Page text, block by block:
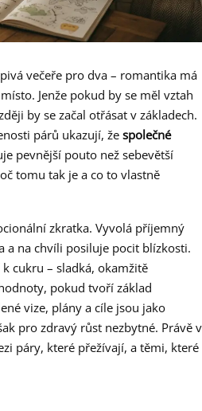
večeře pro dva – romantika má
Jenže pokud by se měl vztah
by se začal otřásat v základech.
párů ukazují, že společné
pevnější pouto než sebevětší
tomu tak je a co to vlastně
zkratka. Vyvolá příjemný
a na chvíli posiluje pocit blízkosti.
cukru – sladká, okamžitě
pokud tvoří základ
vize, plány a cíle jsou jako
pro zdravý růst nezbytné. Právě v
páry, které přežívají, a těmi, které